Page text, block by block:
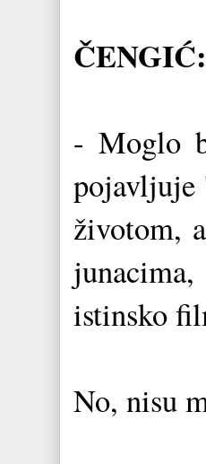
ČENGIĆ:
- Moglo
pojavljuje
životom,
istinsko
No, nisu